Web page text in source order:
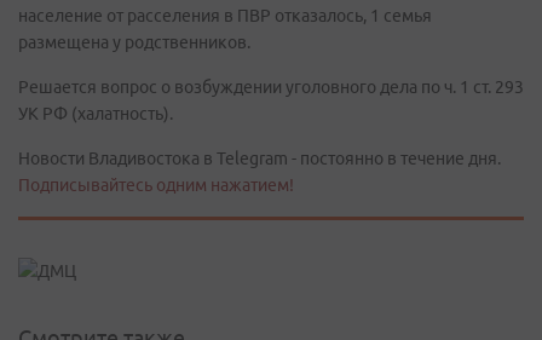
население от расселения в ПВР отказалось, 1 семья
размещена у родственников.
Решается вопрос о возбуждении уголовного дела по ч. 1 ст. 293
УК РФ (халатность).
Новости Владивостока в Telegram - постоянно в течение дня.
Подписывайтесь одним нажатием!